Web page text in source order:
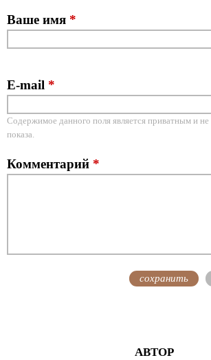
Ваше имя *
E-mail *
Содержимое данного поля является приватным и не
показа.
Комментарий *
АВТОР